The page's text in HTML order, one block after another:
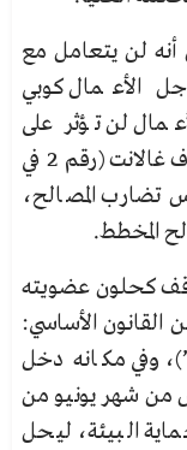
لن يتعامل مع
الأعمال كوبي
لن تؤثر على
أفعال، ما أدى إلى امتناع كحلون ويواف غالانت (رقم 2 في
تضارب المصالح،
المخطط.
يناير كانون الثاني 2016، أوقف كحلون عضويته
20 بموجب المادة 42 ج من القانون الأساسي:
وفي مكانه دخل
من شهر يونيو من
البيئة، ليحل